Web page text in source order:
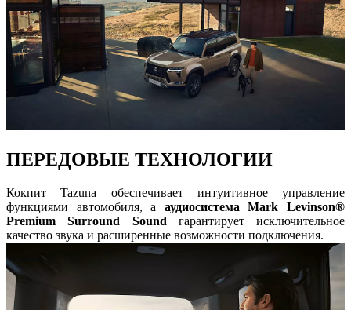
ПЕРЕДОВЫЕ ТЕХНОЛОГИИ
Кокпит Tazuna обеспечивает интуитивное управление
функциями автомобиля, а аудиосистема Mark Levinson®
Premium Surround Sound гарантирует исключительное
качество звука и расширенные возможности подключения.